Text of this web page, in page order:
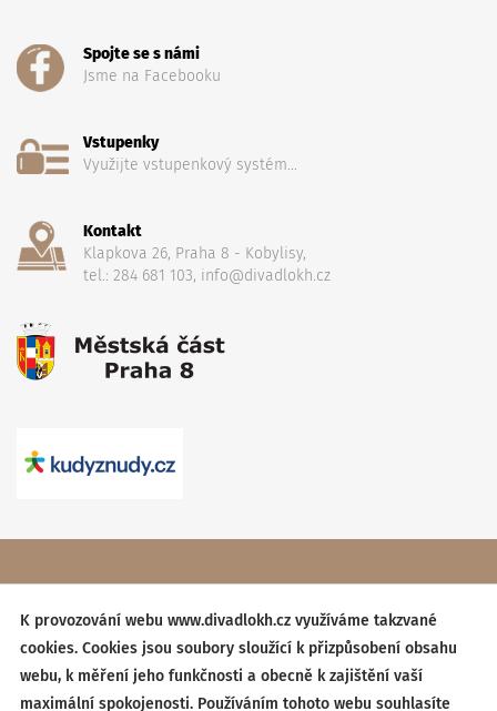
Spojte se s námi
Jsme na Facebooku
Vstupenky
Využijte vstupenkový systém...
Kontakt
Klapkova 26, Praha 8 - Kobylisy,
tel.: 284 681 103, info@divadlokh.cz
vyhrazena,Obchodní podmínky
Created by:BESTSITE| Design: StudioSCHNEIDER
K provozování webu www.divadlokh.cz využíváme takzvané
cookies. Cookies jsou soubory sloužící k přizpůsobení obsahu
webu, k měření jeho funkčnosti a obecně k zajištění vaší
maximální spokojenosti. Používáním tohoto webu souhlasíte